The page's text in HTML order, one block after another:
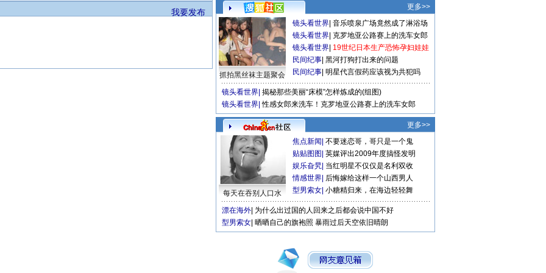
我要发布
更多>>
抓拍黑丝袜主题聚会
镜头看世界 音乐喷泉广场竟然成了淋浴场
镜头看世界 克罗地亚公路赛上的洗车女郎
镜头看世界 19世纪日本生产恐怖孕妇娃娃
民间纪事 黑河打狗打出来的问题
民间纪事 明星代言假药应该视为共犯吗
镜头看世界 揭秘那些美丽“床模”怎样炼成的(组图)
镜头看世界 性感女郎来洗车！克罗地亚公路赛上的洗车女郎
更多>>
每天在吞别人口水
焦点新闻 不要迷恋哥，哥只是一个鬼
贴贴图图 英媒评出2009年度搞怪发明
娱乐旮旯 当红明星不仅仅是名利双收
情感世界 后悔嫁给这样一个山西男人
型男索女 小糖精归来，在海边轻轻舞
漂在海外 为什么出过国的人回来之后都会说中国不好
型男索女 晒晒自己的旗袍照 暴雨过后天空依旧晴朗